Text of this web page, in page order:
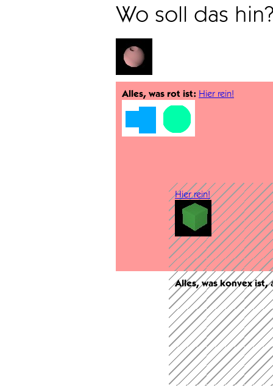
Wo soll das
Alles, was rot ist: Hier rein!
Hier rein!
Alles, was konvex